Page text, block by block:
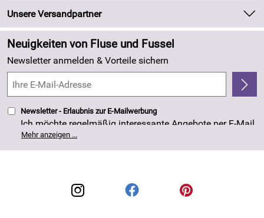
Newsletter
Zahlung und Versand
Kundenlogin
Neu
Angebote
Made in Germany
4,8/5*****
Unsere Versandpartner
Neuigkeiten von Fluse und Fussel
Newsletter anmelden & Vorteile sichern
Newsletter - Erlaubnis zur E-Mailwerbung
Ich möchte regelmäßig interessante Angebote per E-Mail
erhalten. Meine E-Mail-Adresse wird nicht an andere
Unternehmen weitergegeben. Die Einwilligung zur
Nutzung meiner E-Mail- Adresse für Werbezwecke kann
Mehr anzeigen ...